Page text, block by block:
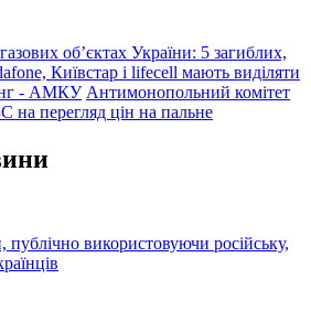
об’єктах України: 5 загиблих,
Київстар і lifecell мають виділяти
- АМКУ Антимонопольний комітет
на перегляд цін на пальне
публічно використовуючи російську,